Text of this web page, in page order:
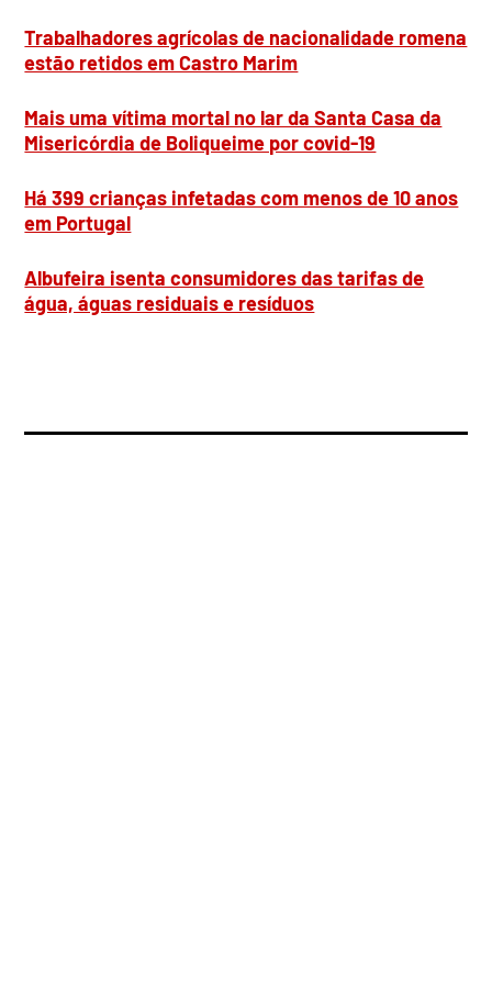
Trabalhadores agrícolas de nacionalidade romena
estão retidos em Castro Marim
Mais uma vítima mortal no lar da Santa Casa da
Misericórdia de Boliqueime por covid-19
Há 399 crianças infetadas com menos de 10 anos
em Portugal
Albufeira isenta consumidores das tarifas de
água, águas residuais e resíduos